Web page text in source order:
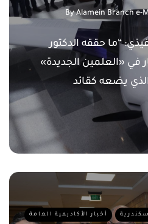
ByAlamein Branch e-
“ما حققه الدكتور
في «العلمين الجديدة»
يضعه كقائد
أخبار الأكاديمية العامة